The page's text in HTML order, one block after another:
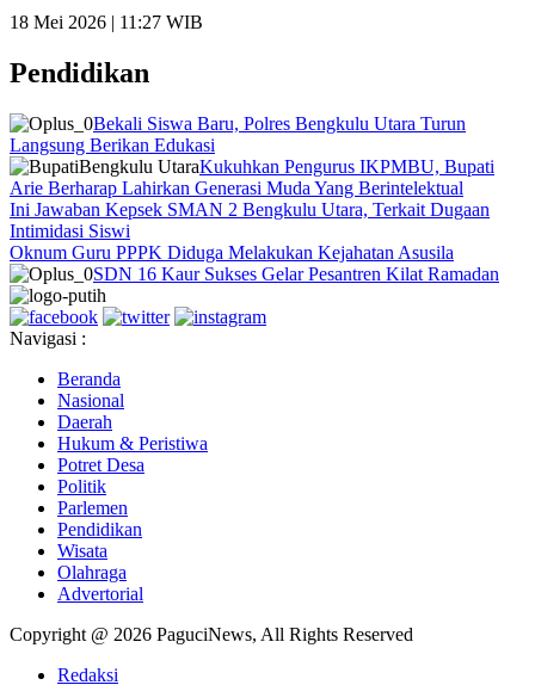
18 Mei 2026 | 11:27 WIB
Pendidikan
Bekali Siswa Baru, Polres Bengkulu Utara Turun
Langsung Berikan Edukasi
Kukuhkan Pengurus IKPMBU, Bupati
Arie Berharap Lahirkan Generasi Muda Yang Berintelektual
Ini Jawaban Kepsek SMAN 2 Bengkulu Utara, Terkait Dugaan
Intimidasi Siswi
Oknum Guru PPPK Diduga Melakukan Kejahatan Asusila
SDN 16 Kaur Sukses Gelar Pesantren Kilat Ramadan
Navigasi :
Beranda
Nasional
Daerah
Hukum & Peristiwa
Potret Desa
Politik
Parlemen
Pendidikan
Wisata
Olahraga
Advertorial
Copyright @ 2026 PaguciNews, All Rights Reserved
Redaksi